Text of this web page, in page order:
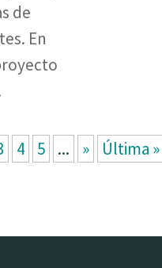
de
En
4 5 ... » Última »